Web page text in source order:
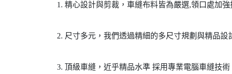
1. 精心設計與剪裁，車縫布料皆為嚴選,領口處加
2. 尺寸多元，我們透過精細的多尺寸規劃與精品
3. 頂級車縫，近乎精品水準 採用專業電腦車縫技